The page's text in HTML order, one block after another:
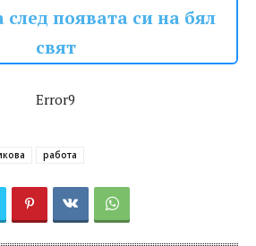
появата си на бял
свят
Error9
работа